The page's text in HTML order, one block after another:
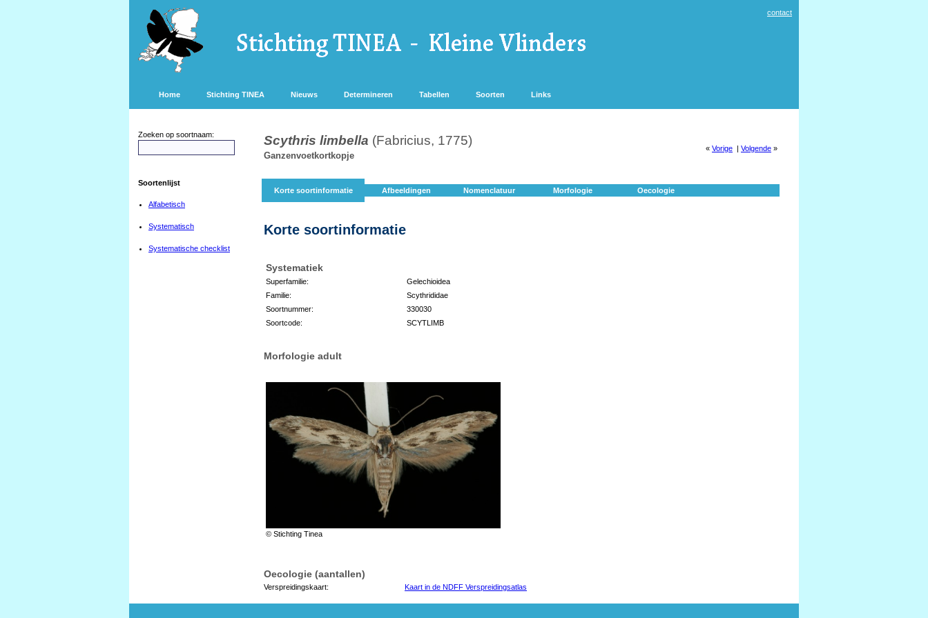
contact
Home Stichting TINEA Nieuws Determineren Tabellen Soorten Links
Zoeken op soortnaam:
Soortenlijst
Alfabetisch
Systematisch
Systematische checklist
Scythris limbella (Fabricius, 1775)
Ganzenvoetkortkopje
« Vorige | Volgende »
Korte soortinformatie Afbeeldingen Nomenclatuur Morfologie Oecologie
Korte soortinformatie
Systematiek
Superfamilie:
Gelechioidea
Familie:
Scythrididae
Soortnummer:
330030
Soortcode:
SCYTLIMB
Morfologie adult
© Stichting Tinea
Oecologie (aantallen)
Verspreidingskaart: Kaart in de NDFF Verspreidingsatlas